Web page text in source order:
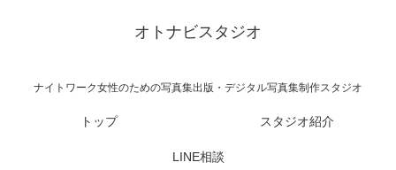
オトナビスタジオ
ナイトワーク女性のための写真集出版・デジタル写真集制作スタジオ
トップ スタジオ紹介
LINE相談